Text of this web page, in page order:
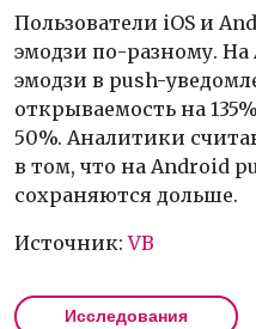
Пользователи iOS и
эмодзи по-разному.
эмодзи в push-
открываемость на
50%. Аналитики
в том, что на Android
сохраняются дольше.
Источник:VB
Исследования